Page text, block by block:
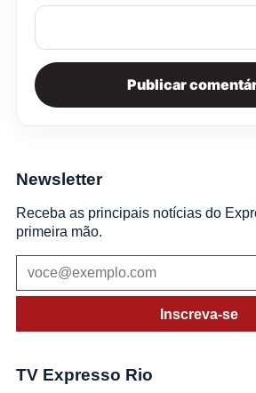
Newsletter
Receba as principais notícias do
primeira mão.
Inscreva-se
TV Expresso Rio